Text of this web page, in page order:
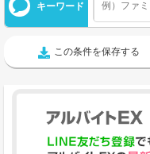
キーワード
この条件を保存する